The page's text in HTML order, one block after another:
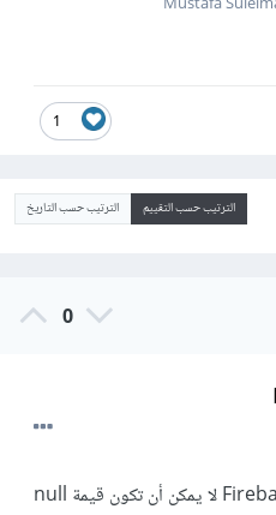
1
الترتيب حسب التقييم الترتيب حسب التاريخ
0
رسالة الخطأ تعني أن FirebaseOptions لا يمكن أن تكون قيمة null